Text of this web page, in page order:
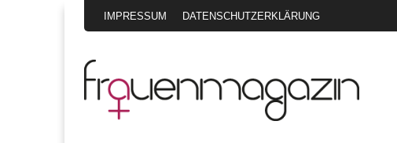
IMPRESSUM DATENSCHUTZERKLÄRUNG